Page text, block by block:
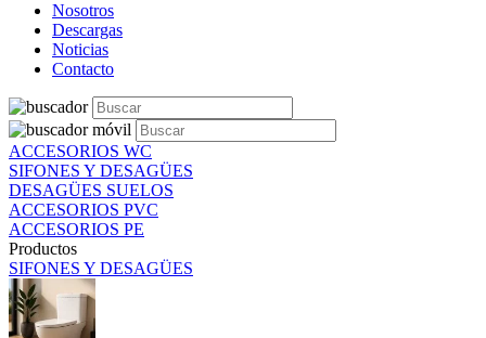
Nosotros
Descargas
Noticias
Contacto
ACCESORIOS WC
SIFONES Y DESAGÜES
DESAGÜES SUELOS
ACCESORIOS PVC
ACCESORIOS PE
Productos
SIFONES Y DESAGÜES